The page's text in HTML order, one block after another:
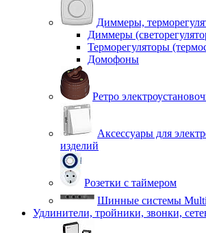
Диммеры,
Диммеры
Терморегуляторы
Домофоны
Ретро
Аксессуары для
изделий
Розетки с таймером
Шинные системы
Удлинители, тройники, звонки,